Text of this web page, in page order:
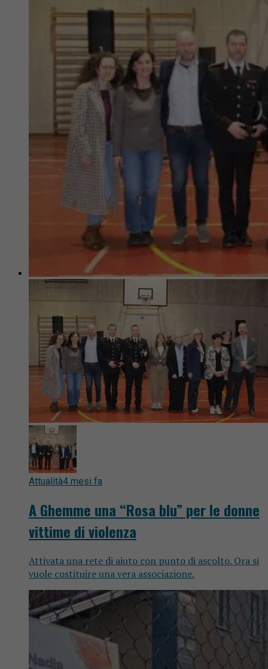
Attualità4 mesi fa
A Ghemme una “Rosa blu” per le donne
vittime di violenza
Attivata una rete di aiuto con punto di ascolto. Ora si
vuole costituire una vera associazione.